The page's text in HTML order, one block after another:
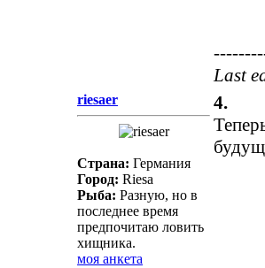
Last
riesaer
Страна: Германия
Город: Riesa
Рыба: Разную, но в
последнее время
предпочитаю ловить
хищника.
моя анкета
4.